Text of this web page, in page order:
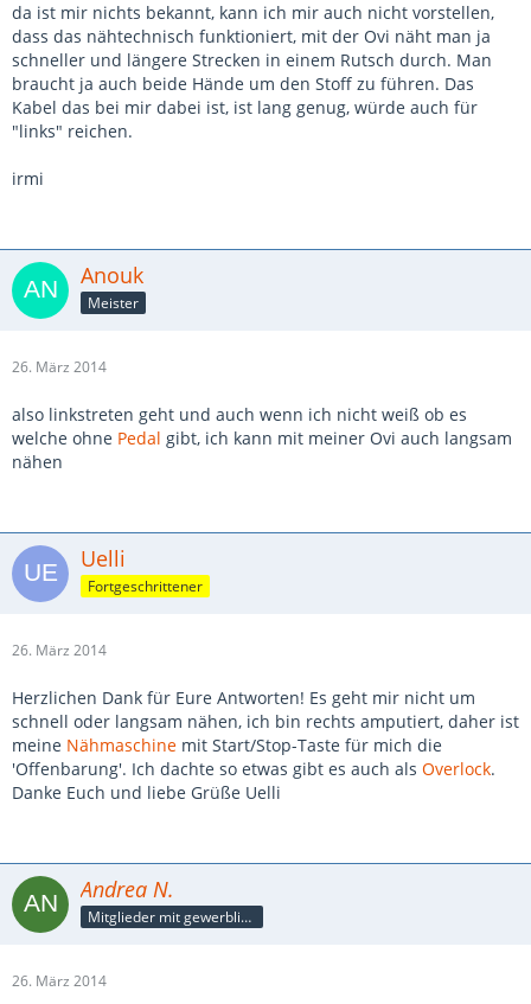
da ist mir nichts bekannt, kann ich mir auch nicht vorstellen,
dass das nähtechnisch funktioniert, mit der Ovi näht man ja
schneller und längere Strecken in einem Rutsch durch. Man
braucht ja auch beide Hände um den Stoff zu führen. Das
Kabel das bei mir dabei ist, ist lang genug, würde auch für
"links" reichen.
irmi
Anouk
Meister
26. März 2014
also linkstreten geht und auch wenn ich nicht weiß ob es
welche ohne Pedal gibt, ich kann mit meiner Ovi auch langsam
nähen
Uelli
Fortgeschrittener
26. März 2014
Herzlichen Dank für Eure Antworten! Es geht mir nicht um
schnell oder langsam nähen, ich bin rechts amputiert, daher ist
meine Nähmaschine mit Start/Stop-Taste für mich die
'Offenbarung'. Ich dachte so etwas gibt es auch als Overlock.
Danke Euch und liebe Grüße Uelli
Andrea N.
Mitglieder mit gewerblicher Verbindung, auch als Mitarbeiter/in
26. März 2014